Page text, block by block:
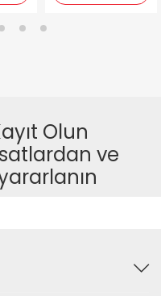
6 7
Olun
ve